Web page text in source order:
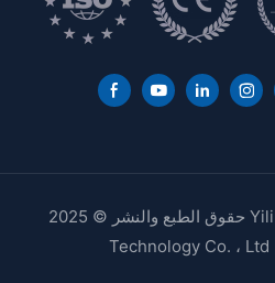
حقوق الطبع والنشر © 2025 Yili (Zhaoqing) Intelligent
Technology Co. ، Ltd |